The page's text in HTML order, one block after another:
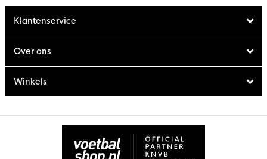
Klantenservice
Over ons
Winkels